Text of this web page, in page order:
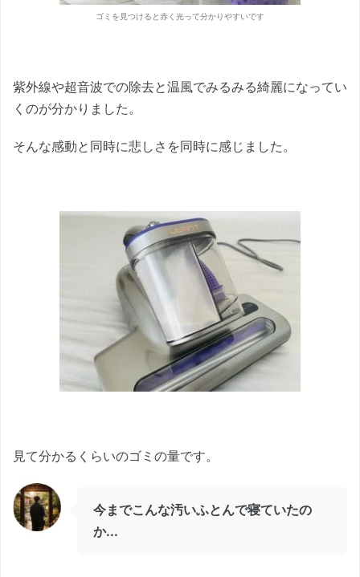
ゴミを見つけると赤く光って分かりやすいです
紫外線や超音波での除去と温風でみるみる綺麗になってい
くのが分かりました。
そんな感動と同時に悲しさを同時に感じました。
見て分かるくらいのゴミの量です。
今までこんな汚いふとんで寝ていたの
か...